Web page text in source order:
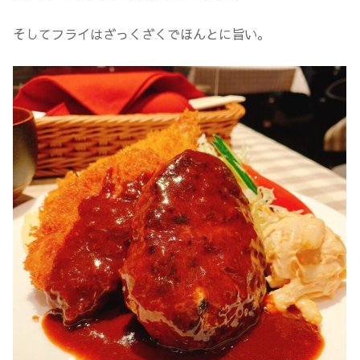
そしてフライはざっくざくでほんとに旨い。